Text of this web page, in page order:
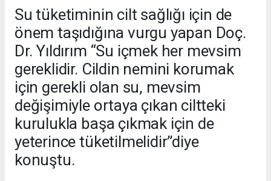
Su tüketiminin cilt sağlığı için de
önem taşıdığına vurgu yapan Doç.
Dr. Yıldırım “Su içmek her mevsim
gereklidir. Cildin nemini korumak
için gerekli olan su, mevsim
değişimiyle ortaya çıkan ciltteki
kurulukla başa çıkmak için de
yeterince tüketilmelidir”diye
konuştu.